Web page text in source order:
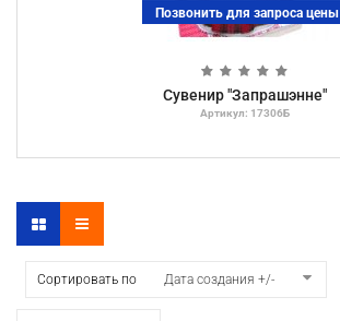
Сувенир "Запрашэнне"
Артикул: 17306Б
Позвонить для запроса цены
Сортировать по Дата создания +/-